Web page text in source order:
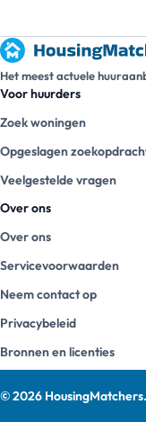
Het meest actuele
Voor huurders
Zoek woningen
Opgeslagen
Veelgestelde vragen
Over ons
Over ons
Servicevoorwaarden
Neem contact op
Privacybeleid
Bronnen en licenties
©2026 HousingMatchers.